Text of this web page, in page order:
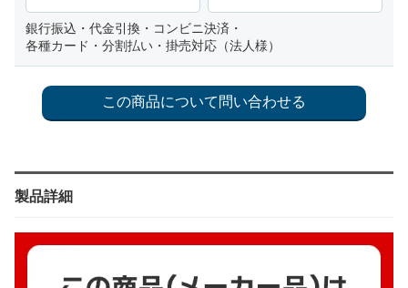
銀行振込・代金引換・コンビニ決済・
各種カード・分割払い・掛売対応（法人様）
製品詳細